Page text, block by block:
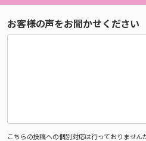
お客様の声をお聞かせください
こちらの投稿への個別対応は行っておりませ